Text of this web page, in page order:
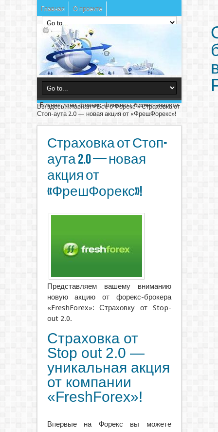
Главная О проекте
Бизнес идеи, форекс, финансы, бизнес новости
Вы здесь:Главная»Все о Форекс»Страховка от
Стоп-аута 2.0 — новая акция от «ФрешФорекс»!
Страховка от Стоп-
аута 2.0 — новая
акция от
«ФрешФорекс»!
Представляем вашему вниманию
новую акцию от форекс-брокера
«FreshForex»: Страховку от Stop-
out 2.0.
Страховка от
Stop out 2.0 —
уникальная акция
от компании
«FreshForex»!
Впервые на Форекс вы можете